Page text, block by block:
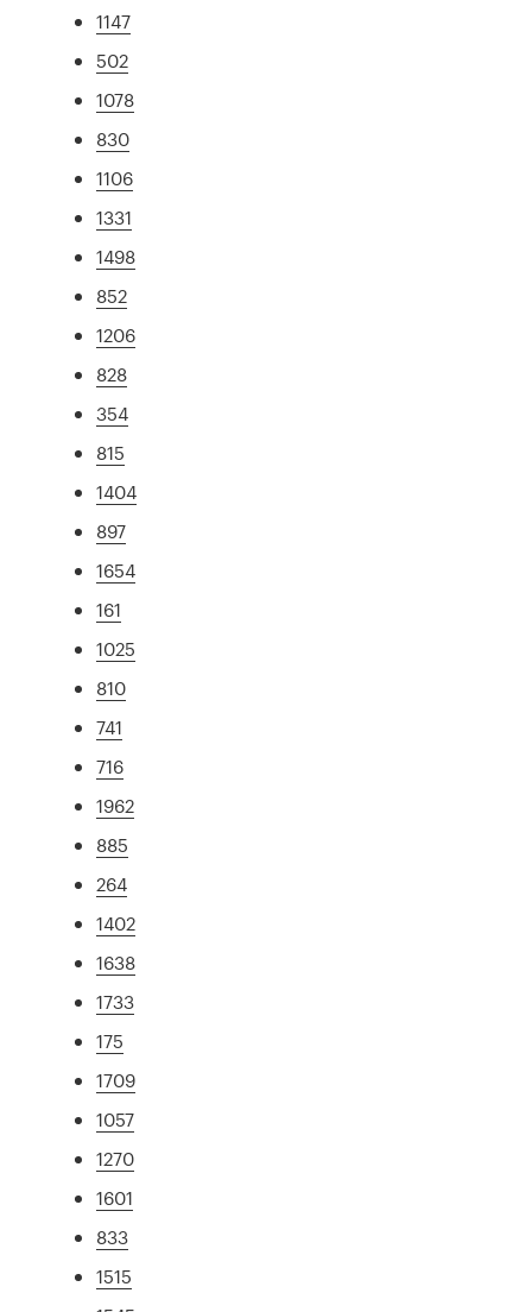
1147
502
1078
830
1106
1331
1498
852
1206
828
354
815
1404
897
1654
161
1025
810
741
716
1962
885
264
1402
1638
1733
175
1709
1057
1270
1601
833
1515